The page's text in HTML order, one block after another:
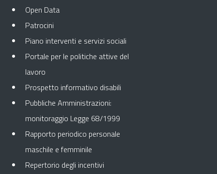
Open Data
Patrocini
Piano interventi e servizi sociali
Portale per le politiche attive del
lavoro
Prospetto informativo disabili
Pubbliche Amministrazioni:
monitoraggio Legge 68/1999
Rapporto periodico personale
maschile e femminile
Repertorio degli incentivi